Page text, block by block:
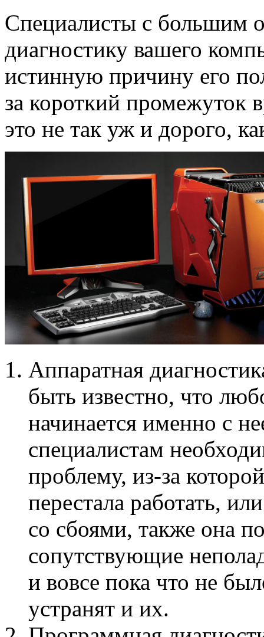
Специалисты с большим
диагностику вашего
истинную причину его
за короткий промежуток
это не так уж и дорого,
Аппаратная
быть известно, что
начинается именно с
специалистам
проблему, из-за
перестала работать,
со сбоями, также она
сопутствующие
и вовсе пока что не
устранят и их.